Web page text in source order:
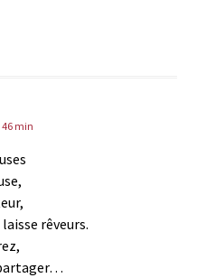
46 min
rêveurs.